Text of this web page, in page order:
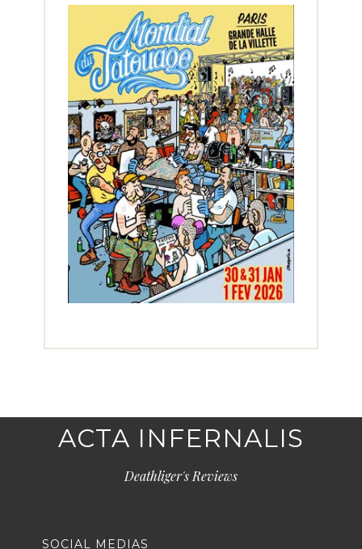
ACTA INFERNALIS
Deathliger's Reviews
SOCIAL MEDIAS